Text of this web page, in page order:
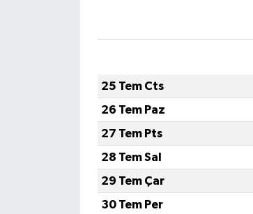
25 Tem Cts
26 Tem Paz
27 Tem Pts
28 Tem Sal
29 Tem Çar
30 Tem Per